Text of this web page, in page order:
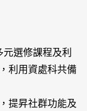
選修課程及利
利用資處科共備
提昇社群功能及